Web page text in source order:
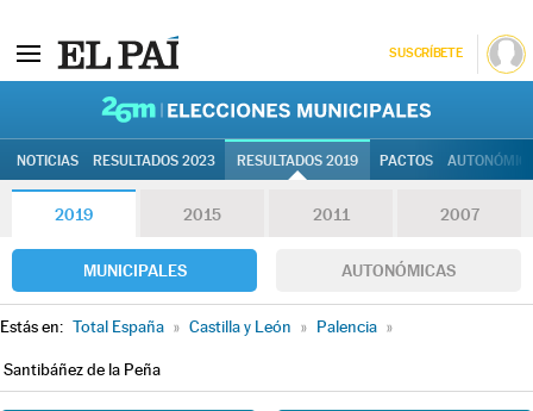
SUSCRÍBETE
NOTICIAS RESULTADOS 2023 RESULTADOS 2019 PACTOS
2019 2015 2011 2007
MUNICIPALES AUTONÓMICAS
Estás en: Total España » Castilla y León » Palencia »
Santibáñez de la Peña